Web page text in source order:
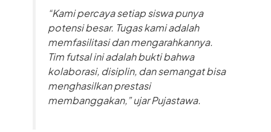
“Kami percaya setiap siswa punya
potensi besar. Tugas kami adalah
memfasilitasi dan mengarahkannya.
Tim futsal ini adalah bukti bahwa
kolaborasi, disiplin, dan semangat bisa
menghasilkan prestasi
membanggakan,” ujar Pujastawa.